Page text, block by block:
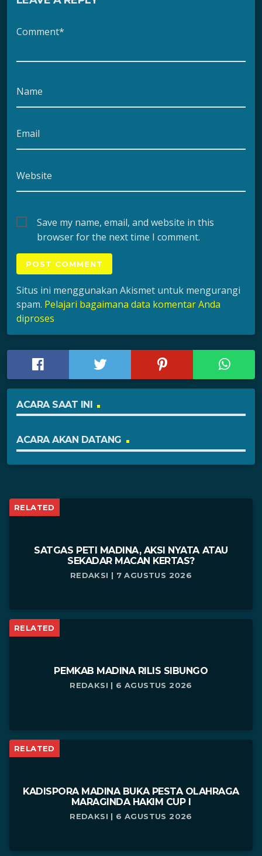
Comment*
Name
Email
Website
Save my name, email, and website in this
browser for the next time I comment.
Situs ini menggunakan Akismet untuk mengurangi
spam. Pelajari bagaimana data komentar Anda
diproses
ACARA SAAT INI
ACARA AKAN DATANG
RELATED
SATGAS PETI MADINA, AKSI NYATA ATAU
SEKADAR MACAN KERTAS?
REDAKSI | 7 AGUSTUS 2026
RELATED
PEMKAB MADINA RILIS SIBUNGO
REDAKSI | 6 AGUSTUS 2026
RELATED
KADISPORA MADINA BUKA PESTA OLAHRAGA
MARAGINDA HAKIM CUP I
REDAKSI | 6 AGUSTUS 2026